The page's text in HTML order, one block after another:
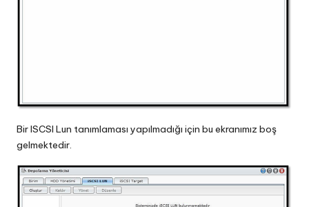
Bir ISCSI Lun tanımlaması yapılmadığı için bu ekranımız boş
gelmektedir.